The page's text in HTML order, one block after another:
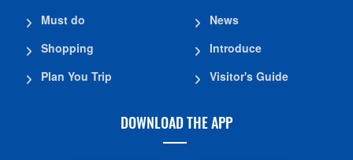
Must do
Shopping
Plan You Trip
News
Introduce
Visitor's Guide
DOWNLOAD THE APP